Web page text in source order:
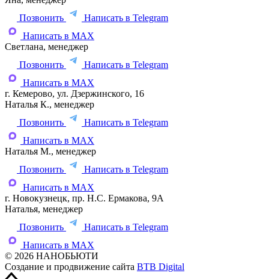
Позвонить
Написать в Telegram
Написать в MAX
Светлана, менеджер
Позвонить
Написать в Telegram
Написать в MAX
г. Кемерово, ул. Дзержинского, 16
Наталья К., менеджер
Позвонить
Написать в Telegram
Написать в MAX
Наталья М., менеджер
Позвонить
Написать в Telegram
Написать в MAX
г. Новокузнецк, пр. Н.С. Ермакова, 9А
Наталья, менеджер
Позвонить
Написать в Telegram
Написать в MAX
© 2026 НАНОБЬЮТИ
Создание и продвижение сайта BTB Digital